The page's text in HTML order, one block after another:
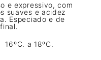
e expressivo, com
suaves e acidez
Especiado e de
16ºC. a 18ºC.